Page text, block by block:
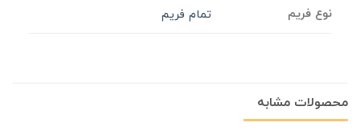
نوع فریم تمام فریم
محصولات مشابه